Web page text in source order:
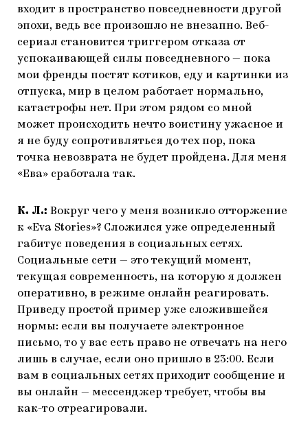
входит в пространство повседневности другой
эпохи, ведь все произошло не внезапно. Веб-
сериал становится триггером отказа от
успокаивающей силы повседневного — пока
мои френды постят котиков, еду и картинки из
отпуска, мир в целом работает нормально,
катастрофы нет. При этом рядом со мной
может происходить нечто воистину ужасное и
я не буду сопротивляться до тех пор, пока
точка невозврата не будет пройдена. Для меня
«Ева» сработала так.
К. Л.: Вокруг чего у меня возникло отторжение
к «Eva Stories»? Сложился уже определенный
габитус поведения в социальных сетях.
Социальные сети — это текущий момент,
текущая современность, на которую я должен
оперативно, в режиме онлайн реагировать.
Приведу простой пример уже сложившейся
нормы: если вы получаете электронное
письмо, то у вас есть право не отвечать на него
лишь в случае, если оно пришло в 23:00. Если
вам в социальных сетях приходит сообщение и
вы онлайн — мессенджер требует, чтобы вы
как-то отреагировали.